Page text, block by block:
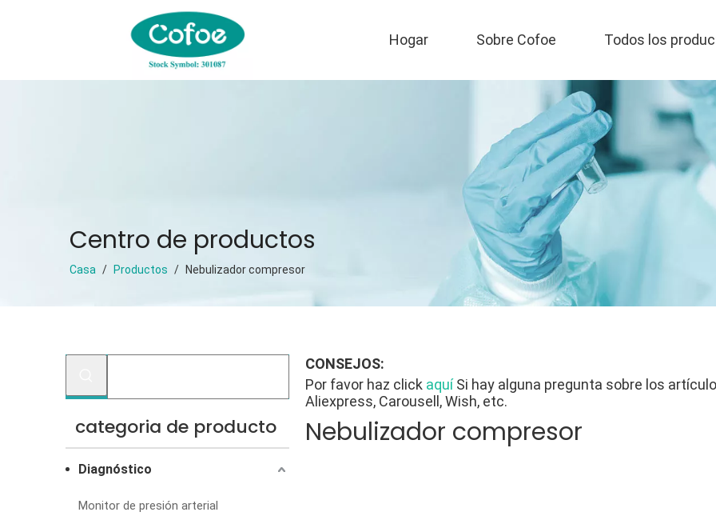
Hogar Sobre Cofoe Todos los
Centro de productos
Casa / Productos / Nebulizador compresor
categoria de producto
Diagnóstico
Monitor de presión arterial
CONSEJOS:
Por favor haz click aquí Si hay alguna pregunta sobre los
Aliexpress, Carousell, Wish, etc.
Nebulizador compresor